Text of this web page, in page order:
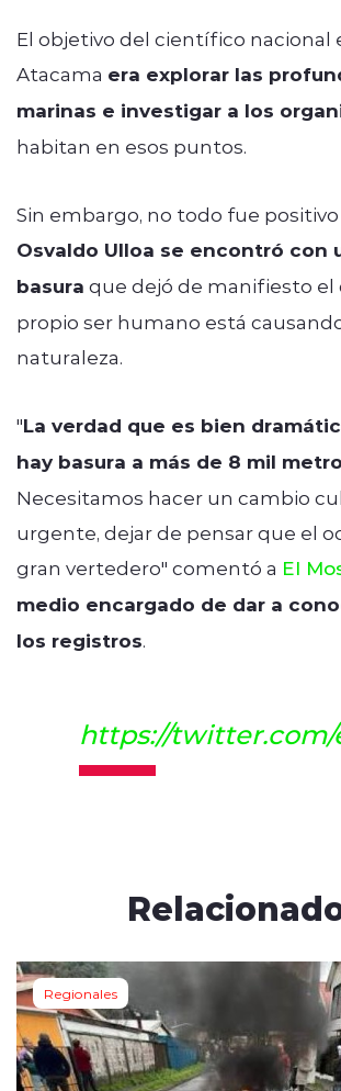
El objetivo del científico nacional
Atacama era explorar las
marinas e investigar a los
habitan en esos puntos.
Sin embargo, no todo fue positivo
Osvaldo Ulloa se encontró con
basura que dejó de manifiesto el
propio ser humano está
naturaleza.
"La verdad que es bien
hay basura a más de 8 mil
Necesitamos hacer un cambio
urgente, dejar de pensar que el
gran vertedero" comentó a El
medio encargado de dar a
los registros.
https://twitter.com/
Regionales